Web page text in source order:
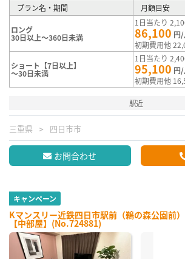
プラン名・期間 月額目安
ロング
30日以上～360日未満
1日当たり
86,100 円
初期費用他
ショート【7日以上】
～30日未満
1日当たり
95,100 円
初期費用他
駅近
三重県 四日市市
お問合わせ
キャンペーン
Kマンスリー近鉄四日市駅前（鵜の森公園前
【中部屋】(No.724881)